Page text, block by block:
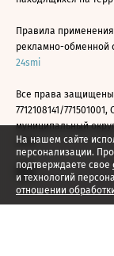
На нашем сайте
персонализации.
подтверждаете свое
и технологий
отношении
Правила
рекламно-обменной
24smi
Все права
7712108141/
муниципальный
2026